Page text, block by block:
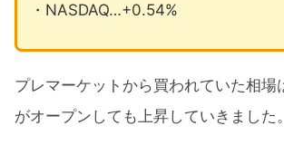
・NASDAQ…+0.54%
プレマーケットから買われていた相場
がオープンしても上昇していきました。